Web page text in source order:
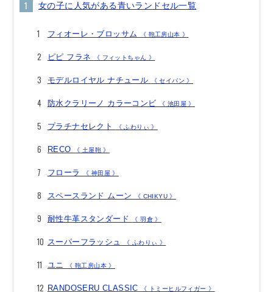
女の子に人気がある青いランドセル一覧
フィオーレ・ブロッサム 《 鞄工房山本 》
ピピ フラネ 《 フィットちゃん 》
モデルロイヤル ナチュール 《 セイバン 》
防水クラリーノ カラーコンビ 《 池田屋 》
プラチナセレクト 《 ふわりぃ 》
RECO 《 土屋鞄 》
フローラ 《 神田屋 》
スペースランド ムーン 《 CHIKYU 》
耐性牛革スタンダード 《 羽倉 》
スーパーフラッシュ 《 ふわりぃ 》
ユニ 《 鞄工房山本 》
RANDOSERU CLASSIC 《 トミーヒルフィガー 》